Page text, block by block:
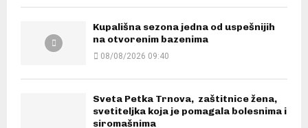
Kupališna sezona jedna od uspešnijih
na otvorenim bazenima
08/08/2026 09:40
Sveta Petka Trnova, zaštitnice žena,
svetiteljka koja je pomagala bolesnima i
siromašnima